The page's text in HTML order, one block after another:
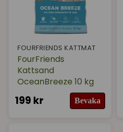
FOURFRIENDS KATTMAT
FourFriends
Kattsand
OceanBreeze 10 kg
199 kr Bevaka